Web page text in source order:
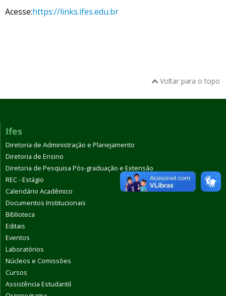
Acesse:https://links.ifes.edu.br
Voltar para o topo
Ifes
Diretoria de Administração e Planejamento
Diretoria de Ensino
Diretoria de Pesquisa Pós-graduação e Extensão
REC - Estágio
Calendário Acadêmico
Documentos Institucionais
Biblioteca
Editais
Eventos
Laboratórios
Núcleos e Comissões
Cursos
Assistência Estudantil